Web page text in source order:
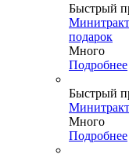
Быстрый
подарок
Много
Подробнее
Быстрый
Много
Подробнее